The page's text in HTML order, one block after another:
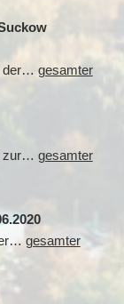
der… gesamter
zur… gesamter
gesamter